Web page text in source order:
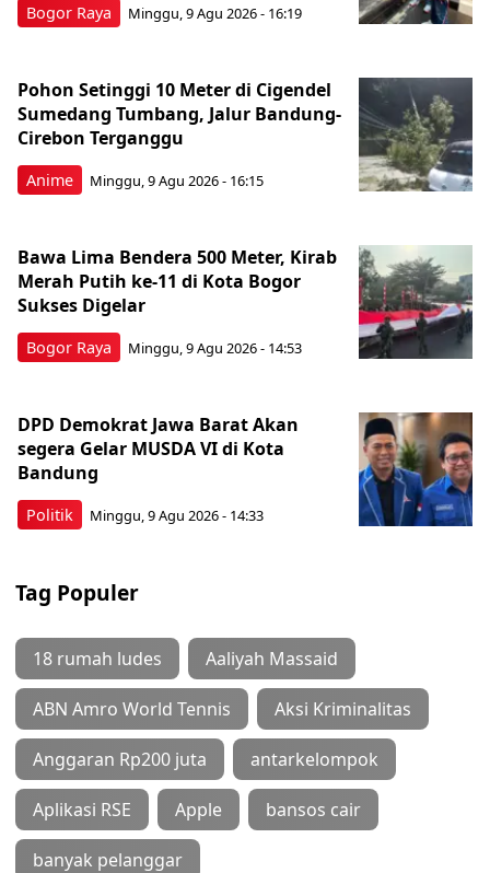
Bogor Raya Minggu, 9 Agu 2026 - 16:19
Anime
Pohon Setinggi 10 Meter di Cigendel
Sumedang Tumbang, Jalur Bandung-
Cirebon Terganggu
Minggu, 9 Agu 2026 - 16:15
Bogor Raya
Bawa Lima Bendera 500 Meter, Kirab
Merah Putih ke-11 di Kota Bogor
Sukses Digelar
Minggu, 9 Agu 2026 - 14:53
Politik
DPD Demokrat Jawa Barat Akan
segera Gelar MUSDA VI di Kota
Bandung
Minggu, 9 Agu 2026 - 14:33
Tag Populer
18 rumah ludes Aaliyah Massaid
ABN Amro World Tennis Aksi Kriminalitas
Anggaran Rp200 juta antarkelompok
Aplikasi RSE Apple bansos cair
banyak pelanggar